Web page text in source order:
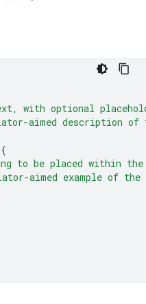
with optional
aimed description of
{
to be placed within the
aimed example of